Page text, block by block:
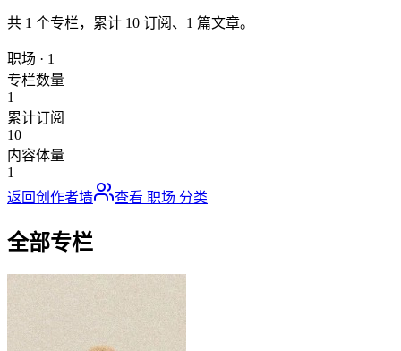
共 1 个专栏，累计 10 订阅、 1 篇文章。
职场 · 1
专栏数量
1
累计订阅
10
内容体量
1
返回创作者墙
查看 职场 分类
全部专栏